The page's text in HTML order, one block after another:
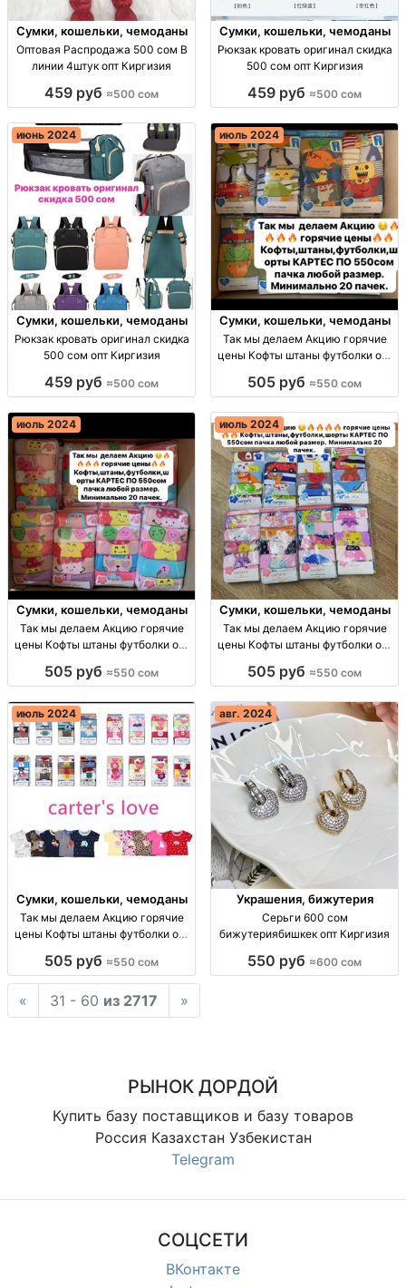
Сумки, кошельки, чемоданы
Оптовая Распродажа 500 сом В
линии 4штук опт Киргизия
459 руб ≈500 сом
Сумки, кошельки, чемоданы
Рюкзак кровать оригинал скидка
500 сом опт Киргизия
459 руб ≈500 сом
июнь 2024
Сумки, кошельки, чемоданы
Рюкзак кровать оригинал скидка
500 сом опт Киргизия
459 руб ≈500 сом
июль 2024
Сумки, кошельки, чемоданы
Так мы делаем Акцию горячие
цены Кофты штаны футболки опт
505 руб ≈550 сом
июль 2024
Сумки, кошельки, чемоданы
Так мы делаем Акцию горячие
цены Кофты штаны футболки опт
505 руб ≈550 сом
июль 2024
Сумки, кошельки, чемоданы
Так мы делаем Акцию горячие
цены Кофты штаны футболки опт
505 руб ≈550 сом
июль 2024
Сумки, кошельки, чемоданы
Так мы делаем Акцию горячие
цены Кофты штаны футболки опт
505 руб ≈550 сом
авг. 2024
Украшения, бижутерия
Серьги 600 сом
бижутериябишкек опт Киргизия
550 руб ≈600 сом
« 31 - 60 из 2717 »
РЫНОК ДОРДОЙ
Купить базу поставщиков и базу товаров
Россия Казахстан Узбекистан
Telegram
СОЦСЕТИ
ВКонтакте